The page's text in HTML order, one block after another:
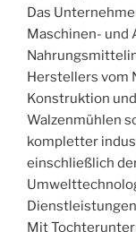
Das
Maschinen- und
Herstellers vom
Konstruktion
Walzenmühlen
kompletter
einschließlich
Mit